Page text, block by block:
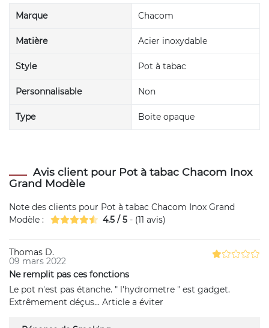
Marque Chacom
Matière Acier inoxydable
Style Pot à tabac
Personnalisable Non
Type Boite opaque
Avis client pour Pot à tabac Chacom Inox
Grand Modèle
Note des clients pour Pot à tabac Chacom Inox Grand
Modèle : 4.5 /5 - (11 avis)
Thomas D.
09 mars 2022
Ne remplit pas ces fonctions
Le pot n'est pas étanche. " l'hydrometre " est gadget.
Extrêmement déçus... Article a éviter